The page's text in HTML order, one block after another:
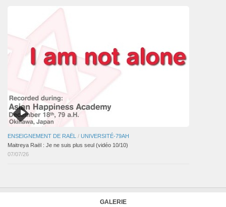
ENSEIGNEMENT DE RAËL / UNIVERSITÉ-79AH
Maitreya Raël : Je ne suis plus seul (vidéo 10/10)
07/07/26
GALERIE